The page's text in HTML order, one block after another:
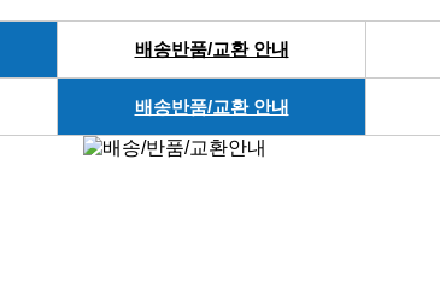
배송반품/교환 안내
배송반품/교환 안내